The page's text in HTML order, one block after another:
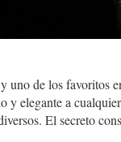
uno de los favoritos
elegante a
El secreto